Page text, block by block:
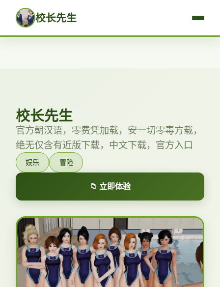
校长先生
校长先生
官方朝汉语，零费凭加载，安一切零毒方载，
绝无仅含有近版下载，中文下载，官方入口
娱乐 冒险
📁 立即体验